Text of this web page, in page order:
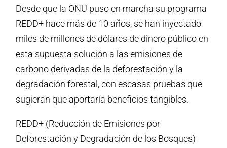
Desde que la ONU puso en marcha su programa
REDD+ hace más de 10 años, se han inyectado
miles de millones de dólares de dinero público en
esta supuesta solución a las emisiones de
carbono derivadas de la deforestación y la
degradación forestal, con escasas pruebas que
sugieran que aportaría beneficios tangibles.
REDD+ (Reducción de Emisiones por
Deforestación y Degradación de los Bosques)